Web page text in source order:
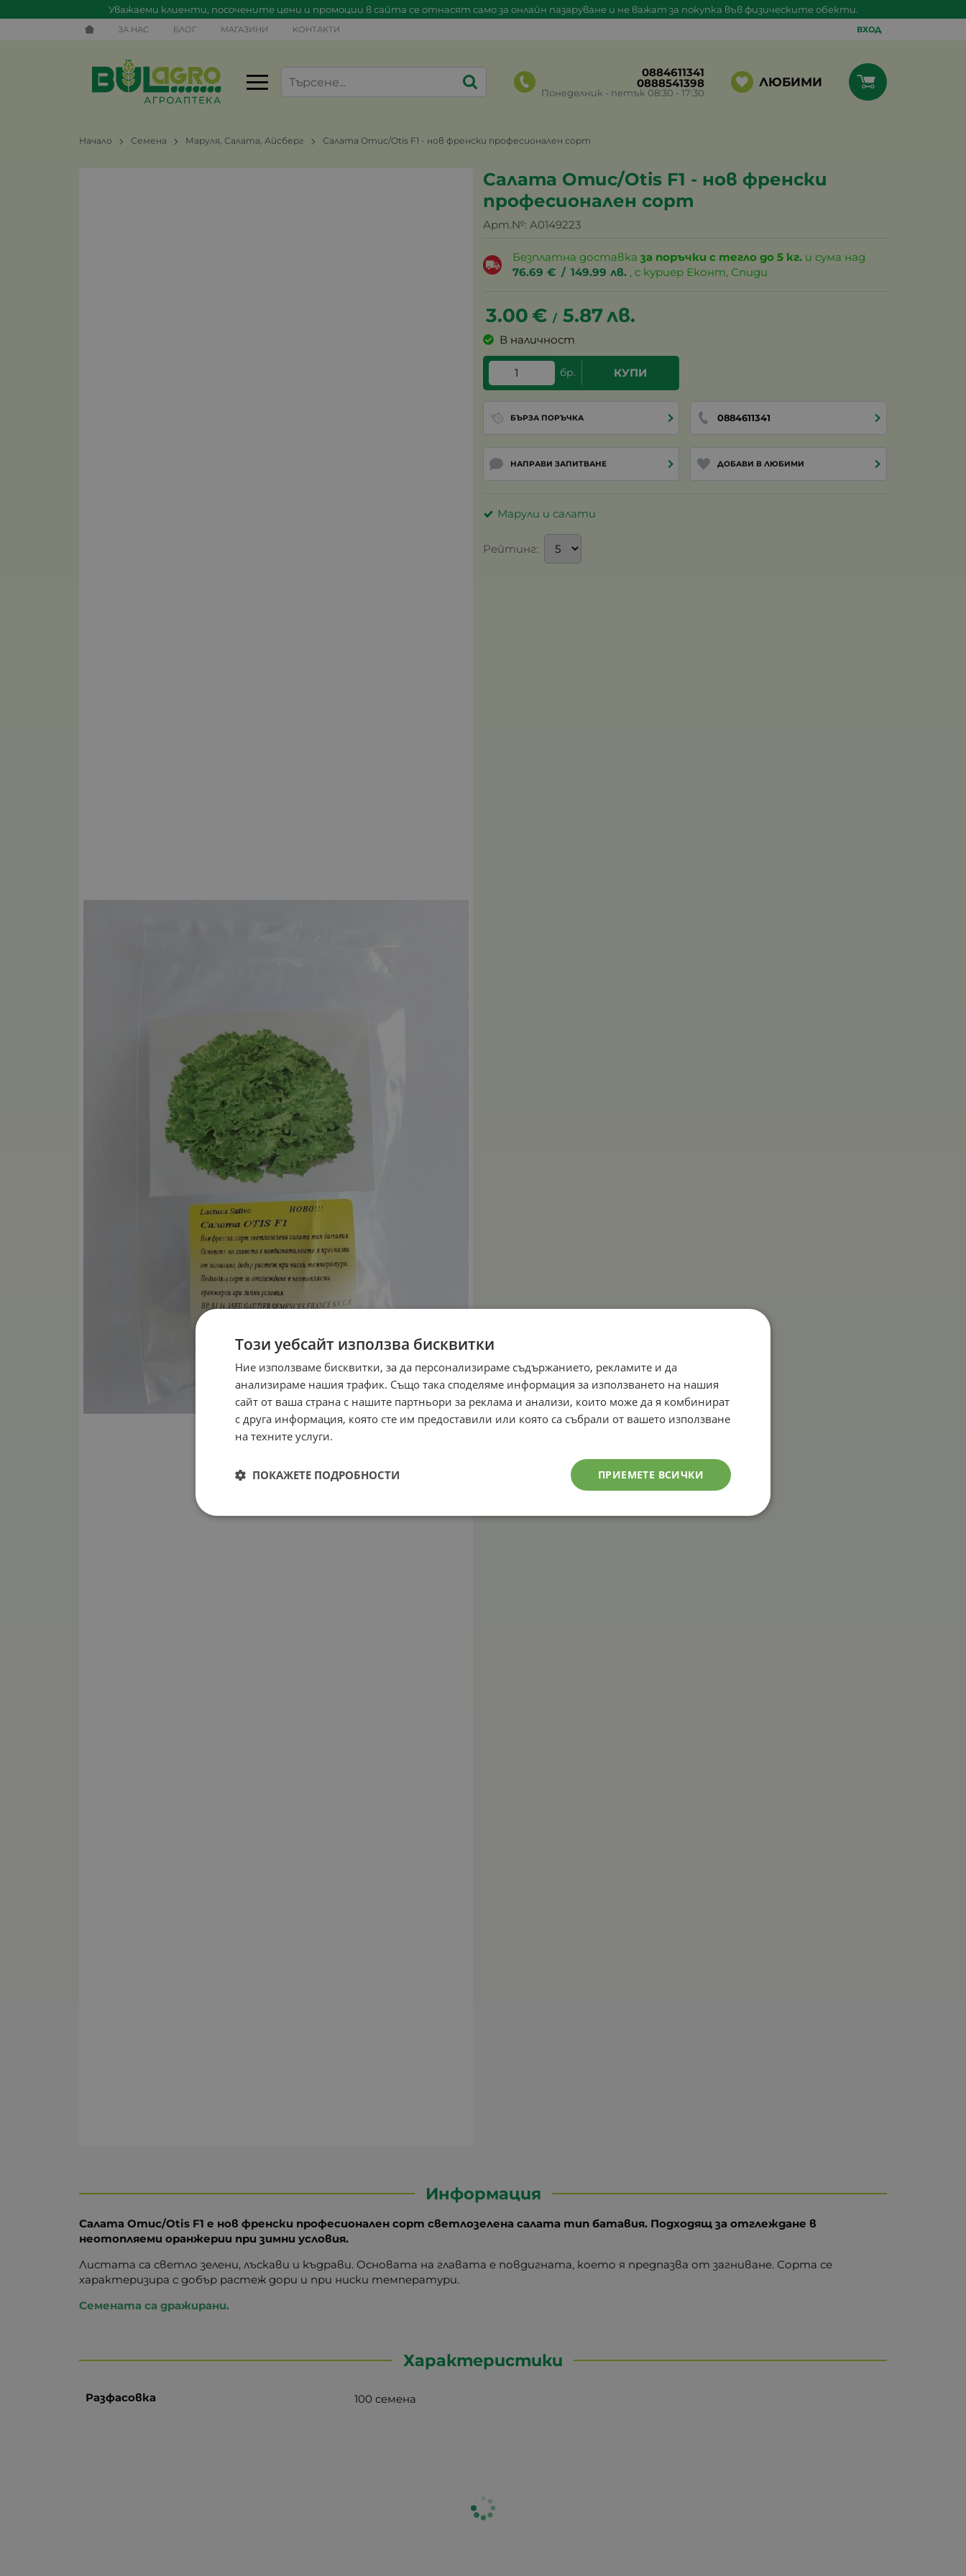
Уважаеми клиенти, посочените цени и промоции в сайта се отнасят само за онлайн пазаруване и не важат за покупка във физическите обекти.
ЗА НАС БЛОГ МАГАЗИНИ КОНТАКТИ ВХОД
0884611341
0888541398
Понеделник - петък 08:30 - 17:30
ЛЮБИМИ
Начало Семена Маруля, Салата, Айсберг Салата Отис/Otis F1 - нов френски професионален сорт
Салата Отис/Otis F1 - нов френски
професионален сорт
Арт.№: A0149223
Безплатна доставказа поръчки с тегло до 5 кг. и сума над
76.69 € / 149.99 лв. , с куриер Еконт, Спиди
3.00€ / 5.87лв.
В наличност
бр. КУПИ
БЪРЗА ПОРЪЧКА 0884611341
НАПРАВИ ЗАПИТВАНЕ ДОБАВИ В ЛЮБИМИ
Марули и салати
Рейтинг:
Информация
Салата Отис/Otis F1 е нов френски професионален сорт светлозелена салата тип батавия. Подходящ за отглеждане в
неотопляеми оранжерии при зимни условия.
Листата са светло зелени, лъскави и къдрави. Основата на главата е повдигната, което я предпазва от загниване. Сорта се
характеризира с добър растеж дори и при ниски температури.
Семената са дражирани.
Характеристики
Разфасовка 100 семена
Този уебсайт използва бисквитки
Ние използваме бисквитки, за да персонализираме съдържанието, рекламите и да
анализираме нашия трафик. Също така споделяме информация за използването на нашия
сайт от ваша страна с нашите партньори за реклама и анализи, които може да я комбинират
с друга информация, която сте им предоставили или която са събрали от вашето използване
на техните услуги.
ПРИЕМЕТЕ ВСИЧКИ
ПОКАЖЕТЕ ПОДРОБНОСТИ